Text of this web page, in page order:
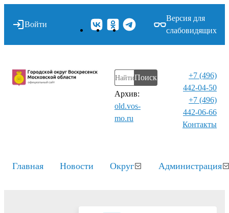
Войти
Версия для
слабовидящих
Поиск
Архив:
old.vos-
mo.ru
+7 (496)
442-04-50
+7 (496)
442-06-66
Контакты⁠
Главная Новости Округ Администрация